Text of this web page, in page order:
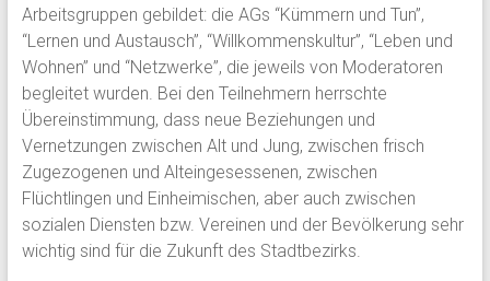
Arbeitsgruppen gebildet: die AGs “Kümmern und Tun”,
“Lernen und Austausch”, “Willkommenskultur”, “Leben und
Wohnen” und “Netzwerke”, die jeweils von Moderatoren
begleitet wurden. Bei den Teilnehmern herrschte
Übereinstimmung, dass neue Beziehungen und
Vernetzungen zwischen Alt und Jung, zwischen frisch
Zugezogenen und Alteingesessenen, zwischen
Flüchtlingen und Einheimischen, aber auch zwischen
sozialen Diensten bzw. Vereinen und der Bevölkerung sehr
wichtig sind für die Zukunft des Stadtbezirks.